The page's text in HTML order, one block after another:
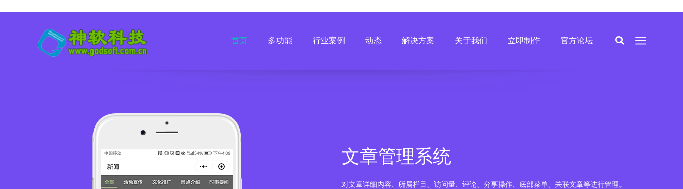
首页 多功能 行业案例 动态 解决方案 关于我们 立即制作 官方论坛
文章管理系统
对文章详细内容、所属栏目、访问量、评论、分享操作、底部菜单、关联文章等进行管理。